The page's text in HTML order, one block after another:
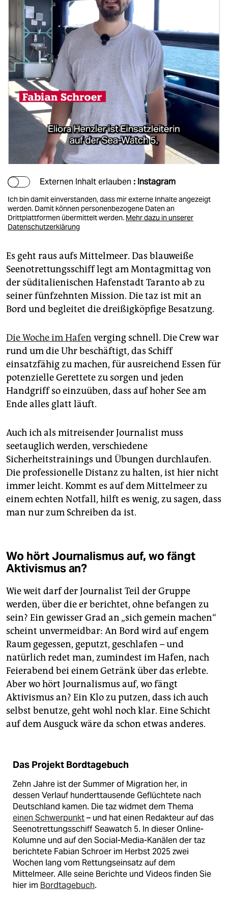
Externen Inhalt erlauben : Instagram
Ich bin damit einverstanden, dass mir externe Inhalte angezeigt
werden. Damit können personenbezogene Daten an
Drittplattformen übermittelt werden. Mehr dazu in unserer
Datenschutzerklärung
Es geht raus aufs Mittelmeer. Das blauweiße
Seenotrettungsschiff legt am Montagmittag von
der süditalienischen Hafenstadt Taranto ab zu
seiner fünfzehnten Mission. Die taz ist mit an
Bord und begleitet die dreißigköpfige Besatzung.
Die Woche im Hafen verging schnell. Die Crew war
rund um die Uhr beschäftigt, das Schiff
einsatzfähig zu machen, für ausreichend Essen für
potenzielle Gerettete zu sorgen und jeden
Handgriff so einzuüben, dass auf hoher See am
Ende alles glatt läuft.
Auch ich als mitreisender Journalist muss
seetauglich werden, verschiedene
Sicherheitstrainings und Übungen durchlaufen.
Die professionelle Distanz zu halten, ist hier nicht
immer leicht. Kommt es auf dem Mittelmeer zu
einem echten Notfall, hilft es wenig, zu sagen, dass
man nur zum Schreiben da ist.
Wo hört Journalismus auf, wo fängt
Aktivismus an?
Wie weit darf der Journalist Teil der Gruppe
werden, über die er berichtet, ohne befangen zu
sein? Ein gewisser Grad an „sich gemein machen“
scheint unvermeidbar: An Bord wird auf engem
Raum gegessen, geputzt, geschlafen – und
natürlich redet man, zumindest im Hafen, nach
Feierabend bei einem Getränk über das erlebte.
Aber wo hört Journalismus auf, wo fängt
Aktivismus an? Ein Klo zu putzen, dass ich auch
selbst benutze, geht wohl noch klar. Eine Schicht
auf dem Ausguck wäre da schon etwas anderes.
Das Projekt Bordtagebuch
Zehn Jahre ist der Summer of Migration her, in
dessen Verlauf hunderttausende Geflüchtete nach
Deutschland kamen. Die taz widmet dem Thema
einen Schwerpunkt– und hat einen Redakteur auf das
Seenotrettungsschiff Seawatch 5. In dieser Online-
Kolumne und auf den Social-Media-Kanälen der taz
berichtete Fabian Schroer im Herbst 2025 zwei
Wochen lang vom Rettungseinsatz auf dem
Mittelmeer. Alle seine Berichte und Videos finden Sie
hier im Bordtagebuch.